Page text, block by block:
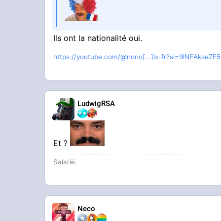
Ils ont la nationalité oui.
https://youtube.com/@nono[...]ix-
LudwigRSA
Et ?
Salarié.
Neco